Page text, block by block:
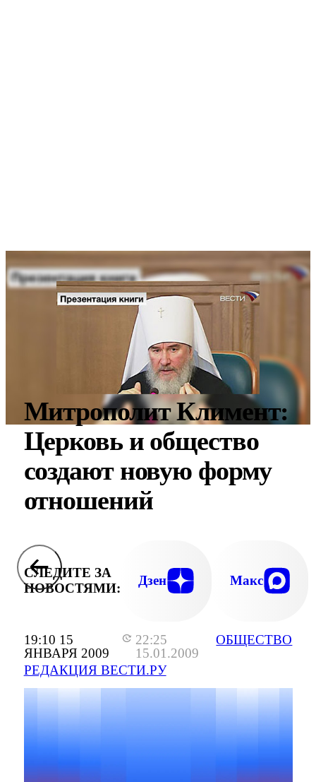
19:10 15
ЯНВАРЯ 2009
22:25
15.01.2009
РЕДАКЦИЯ ВЕСТИ.РУ
ОБЩЕСТВО
Митрополит Климент:
Церковь и общество
создают новую форму
отношений
СЛЕДИТЕ ЗА
НОВОСТЯМИ:
Дзен Макс